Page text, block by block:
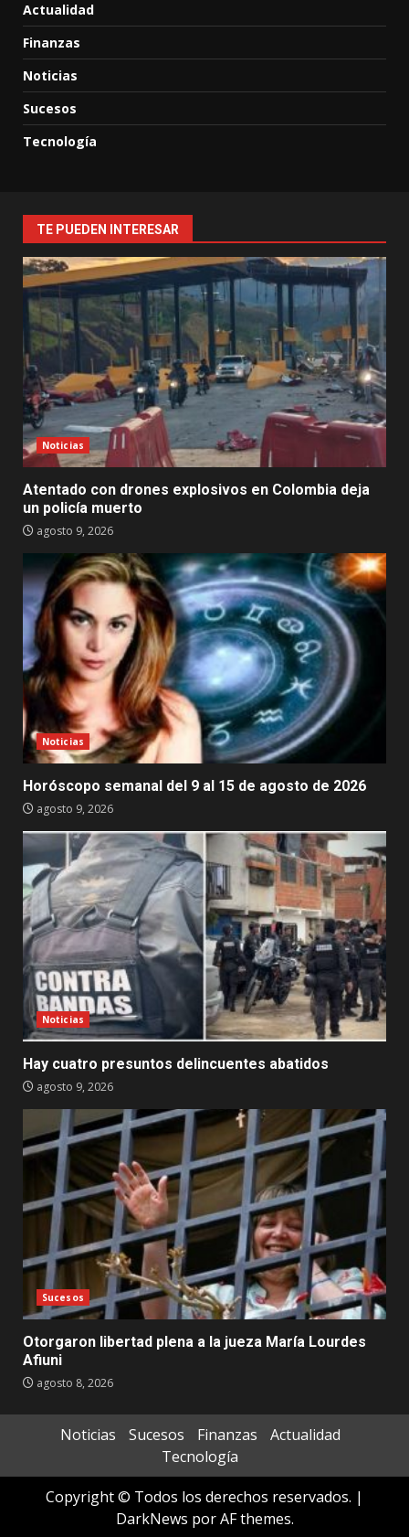
Actualidad
Finanzas
Noticias
Sucesos
Tecnología
TE PUEDEN INTERESAR
Noticias
Atentado con drones explosivos en Colombia deja
un policía muerto
agosto 9, 2026
Noticias
Horóscopo semanal del 9 al 15 de agosto de 2026
agosto 9, 2026
Noticias
Hay cuatro presuntos delincuentes abatidos
agosto 9, 2026
Sucesos
Otorgaron libertad plena a la jueza María Lourdes
Afiuni
agosto 8, 2026
Noticias Sucesos Finanzas
Actualidad
Tecnología
Copyright © Todos los derechos reservados. |
DarkNews por AF themes.